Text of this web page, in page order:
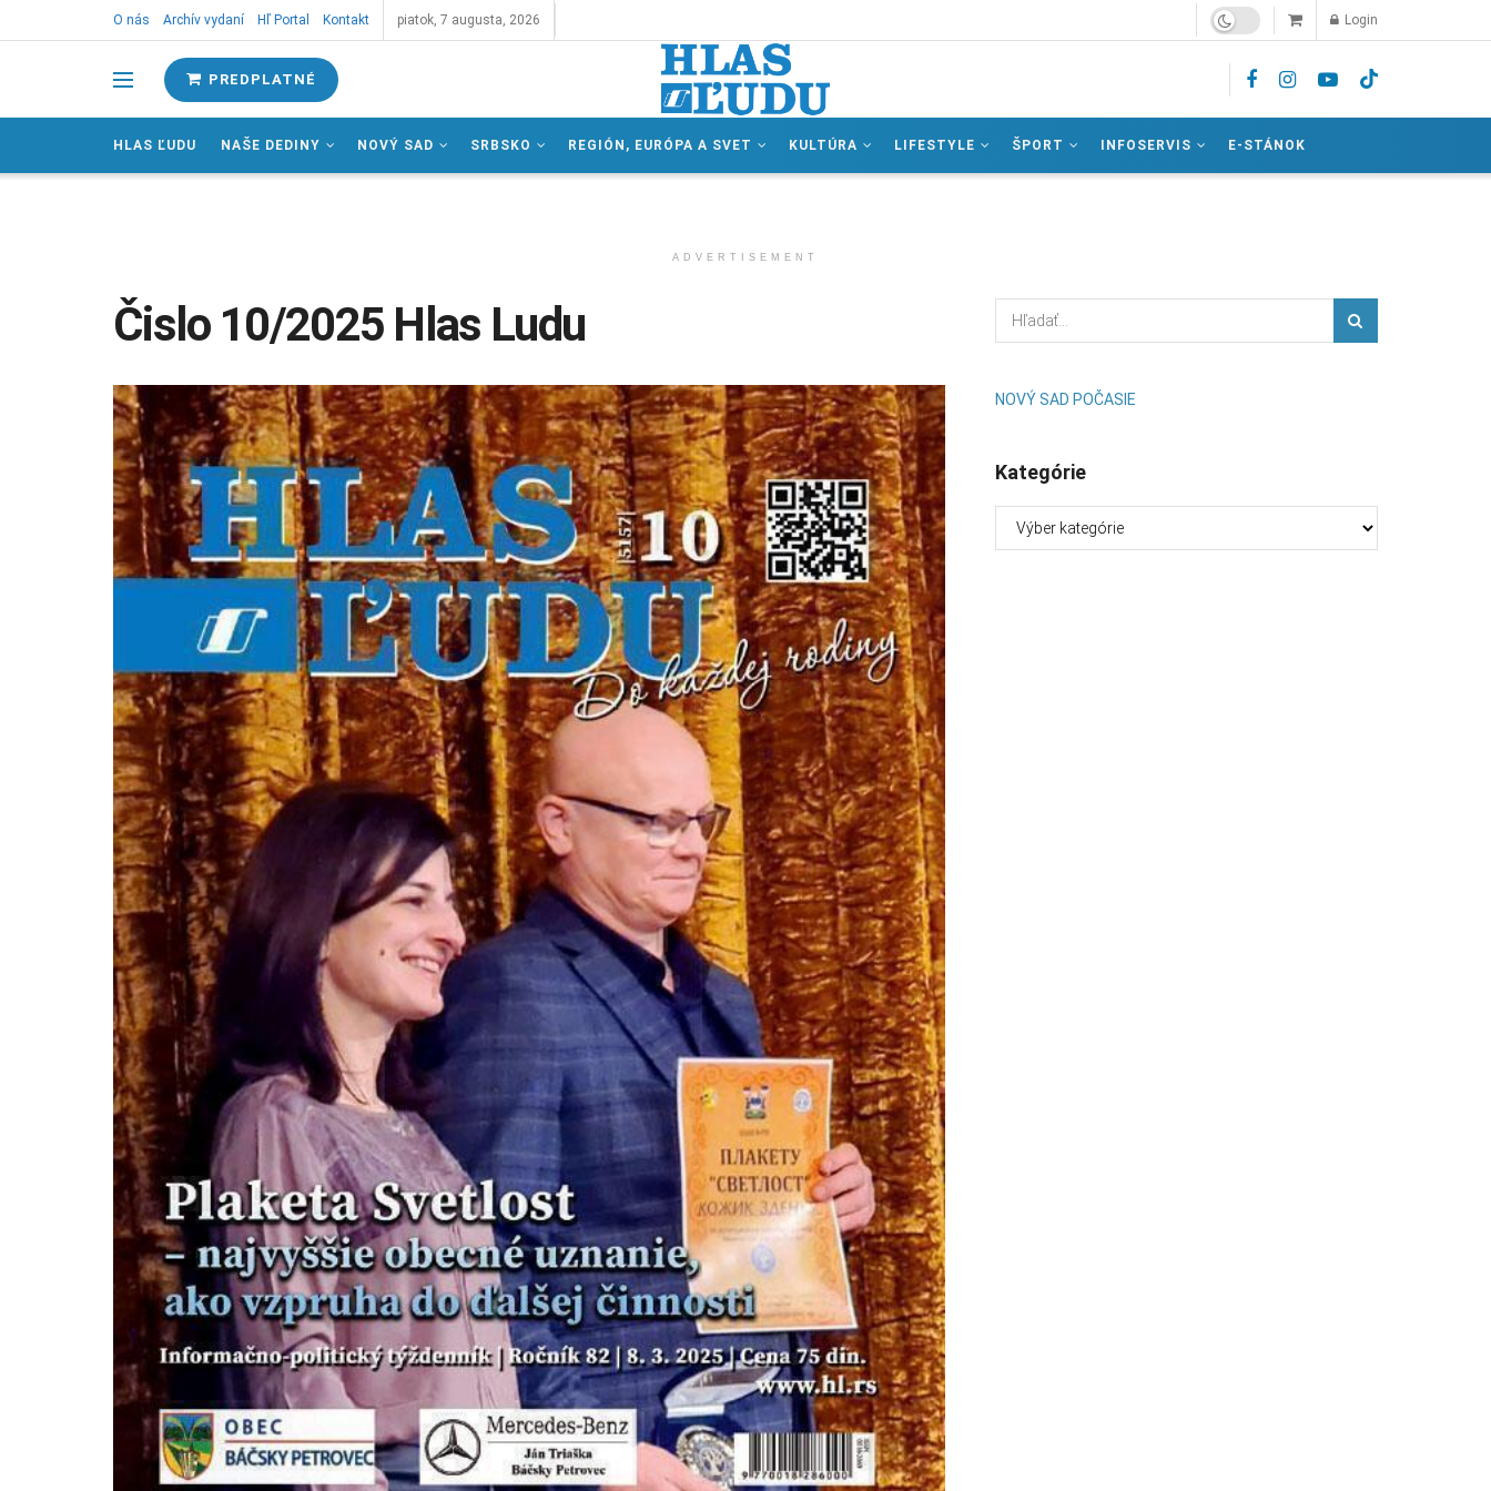
O nás Archív vydaní Hľ Portal Kontakt piatok, 7 augusta, 2026 Login
PREDPLATNÉ
HLAS ĽUDU NAŠE DEDINY NOVÝ SAD SRBSKO REGIÓN, EURÓPA A SVET KULTÚRA LIFESTYLE ŠPORT INFOSERVIS E-STÁNOK
ADVERTISEMENT
Čislo 10/2025 Hlas Ludu
NOVÝ SAD POČASIE
Kategórie